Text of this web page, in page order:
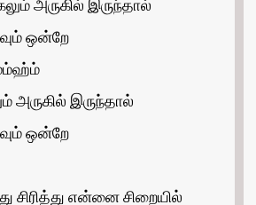
அருகில் இருந்தால்
ஒன்றே
அருகில் இருந்தால்
ஒன்றே
சிரித்து என்னை சிறையில்